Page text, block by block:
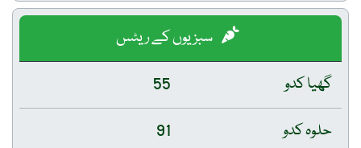
سبزیوں کے ریٹس
گھیا کدو
55
حلوہ کدو
91